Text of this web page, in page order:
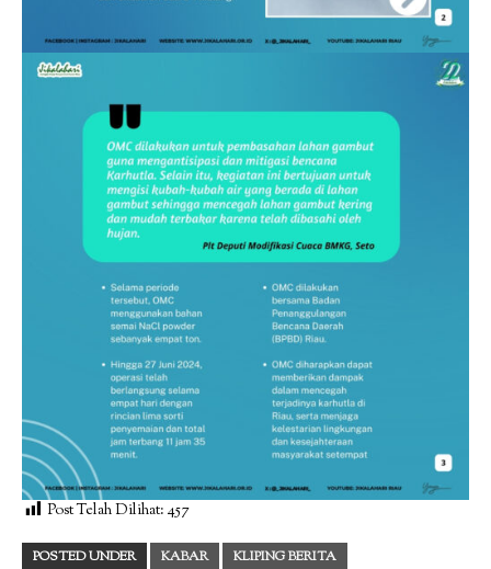
Post Telah Dilihat: 457
POSTED UNDER KABAR KLIPING BERITA